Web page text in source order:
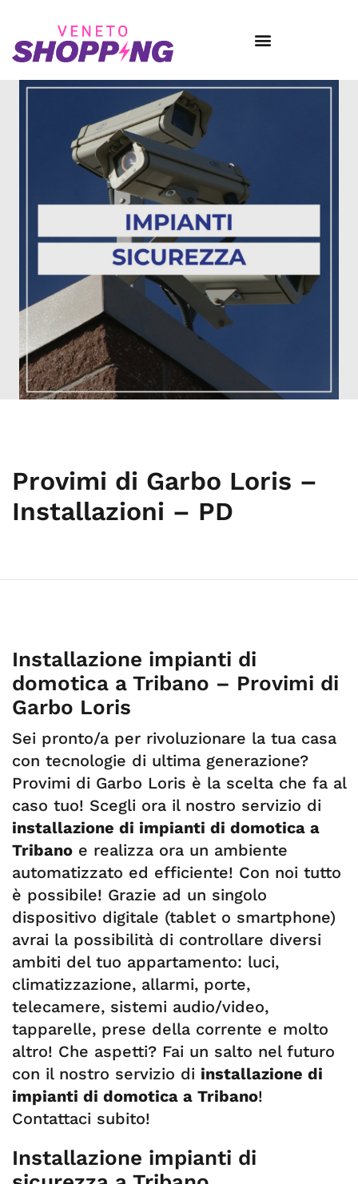
Provimi di Garbo Loris –
Installazioni – PD
Installazione impianti di
domotica a Tribano – Provimi di
Garbo Loris
Sei pronto/a per rivoluzionare la tua casa
con tecnologie di ultima generazione?
Provimi di Garbo Loris è la scelta che fa al
caso tuo! Scegli ora il nostro servizio di
installazione di impianti di domotica a
Tribano e realizza ora un ambiente
automatizzato ed efficiente! Con noi tutto
è possibile! Grazie ad un singolo
dispositivo digitale (tablet o smartphone)
avrai la possibilità di controllare diversi
ambiti del tuo appartamento: luci,
climatizzazione, allarmi, porte,
telecamere, sistemi audio/video,
tapparelle, prese della corrente e molto
altro! Che aspetti? Fai un salto nel futuro
con il nostro servizio di installazione di
impianti di domotica a Tribano!
Contattaci subito!
Installazione impianti di